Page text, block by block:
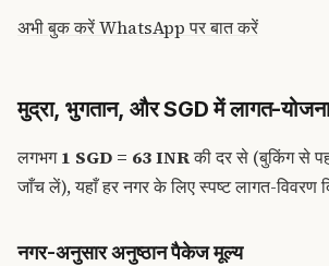
अभी बुक करेंWhatsApp पर बात करें
मुद्रा, भुगतान, और SGD में लागत-
लगभग1 SGD = 63 INRकी दर से (बुकिंग से
जाँच लें), यहाँ हर नगर के लिए स्पष्ट लागत-विवरण
नगर-अनुसार अनुष्ठान पैकेज मूल्य